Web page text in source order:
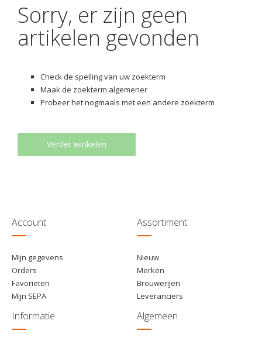
Sorry, er zijn geen
artikelen gevonden
Check de spelling van uw zoekterm
Maak de zoekterm algemener
Probeer het nogmaals met een andere zoekterm
Verder winkelen
Account
Mijn gegevens
Orders
Favorieten
Mijn SEPA
Assortiment
Nieuw
Merken
Brouwerijen
Leveranciers
Informatie Algemeen